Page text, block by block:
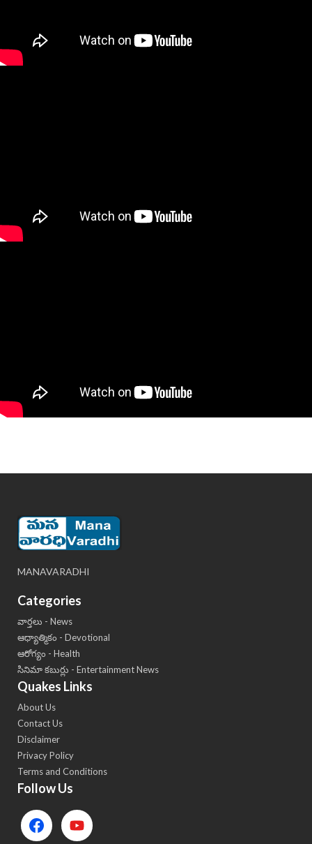
MANAVARADHI
Categories
వార్తలు - News
ఆధ్యాత్మికం - Devotional
ఆరోగ్యం - Health
సినిమా కబుర్లు - Entertainment News
Quakes Links
About Us
Contact Us
Disclaimer
Privacy Policy
Terms and Conditions
Follow Us